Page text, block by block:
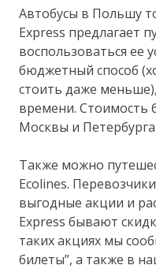
Автобусы в Польшу
Express предлагает
воспользоваться ее
бюджетный способ
стоить даже
времени. Стоимость
Москвы и
Также можно
Ecolines.
выгодные акции и
Express бывают
таких акциях мы
билеты”, а также в